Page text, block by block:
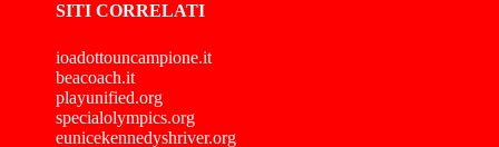
SITI CORRELATI
ioadottouncampione.it
beacoach.it
playunified.org
specialolympics.org
eunicekennedyshriver.org